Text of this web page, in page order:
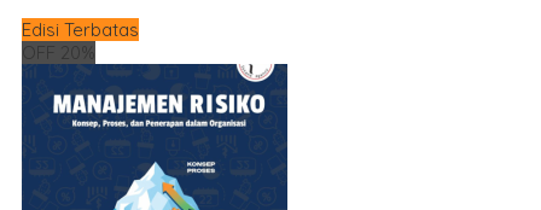
Edisi Terbatas
OFF 20%